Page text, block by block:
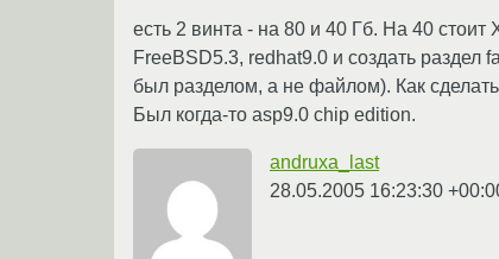
есть 2 винта - на 80 и 40 Гб. На 40
FreeBSD5.3, redhat9.0 и создать раздел
был разделом, а не файлом). Как
Был когда-то asp9.0 chip edition.
andruxa_last
28.05.2005 16:23:30